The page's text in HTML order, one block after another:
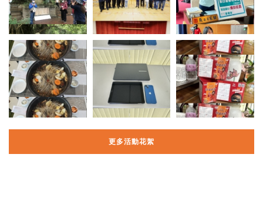
更多活動花絮